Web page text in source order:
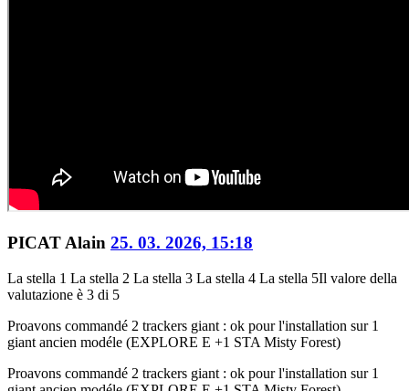
PICAT Alain 25. 03. 2026, 15:18
La stella 1 La stella 2 La stella 3 La stella 4 La stella 5Il valore della
valutazione è 3 di 5
Proavons commandé 2 trackers giant : ok pour l'installation sur 1
giant ancien modéle (EXPLORE E +1 STA Misty Forest)
Proavons commandé 2 trackers giant : ok pour l'installation sur 1